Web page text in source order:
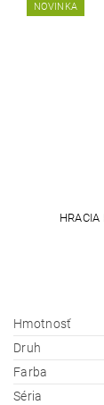
NOVINKA
Hmotnosť
Druh
Farba
Séria